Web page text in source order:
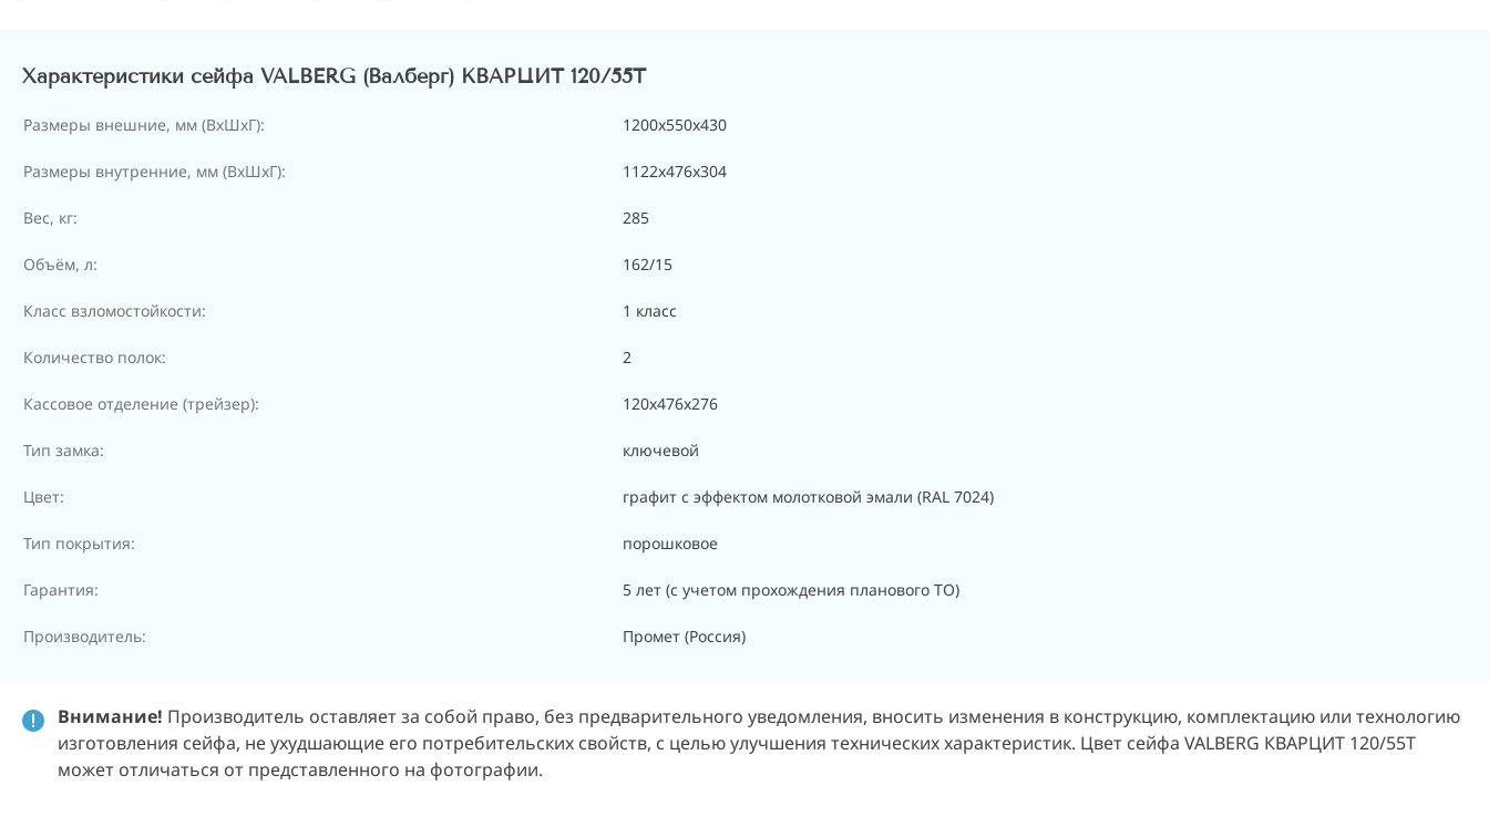
Характеристики сейфа VALBERG (Валберг) КВАРЦИТ 120/55Т
Размеры внешние, мм (ВхШхГ): 1200x550x430
Размеры внутренние, мм (ВхШхГ): 1122x476x304
Вес, кг: 285
Объём, л: 162/15
Класс взломостойкости: 1 класс
Количество полок: 2
Кассовое отделение (трейзер): 120х476х276
Тип замка: ключевой
Цвет: графит с эффектом молотковой эмали (RAL 7024)
Тип покрытия: порошковое
Гарантия: 5 лет (с учетом прохождения планового ТО)
Производитель: Промет (Россия)
Внимание! Производитель оставляет за собой право, без предварительного уведомления, вносить изменения в конструкцию, комплектацию или технологию
изготовления сейфа, не ухудшающие его потребительских свойств, с целью улучшения технических характеристик. Цвет сейфа VALBERG КВАРЦИТ 120/55Т
может отличаться от представленного на фотографии.